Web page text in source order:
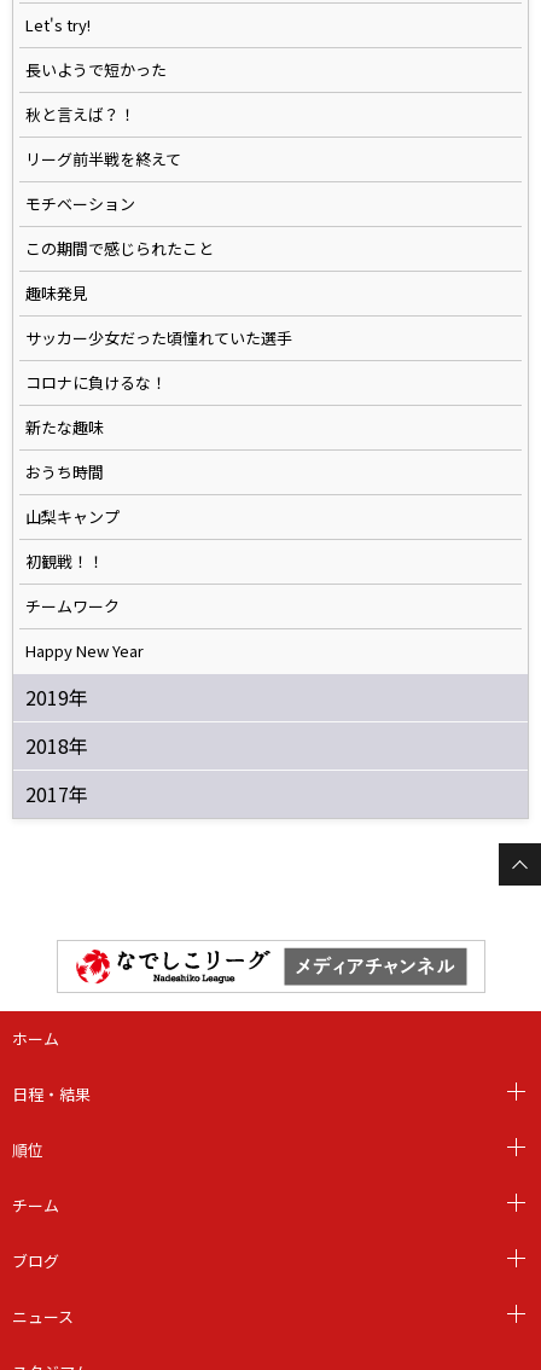
Let's try!
長いようで短かった
秋と言えば？！
リーグ前半戦を終えて
モチベーション
この期間で感じられたこと
趣味発見
サッカー少女だった頃憧れていた選手
コロナに負けるな！
新たな趣味
おうち時間
山梨キャンプ
初観戦！！
チームワーク
Happy New Year
2019年
2018年
2017年
ホーム
日程・結果
順位
チーム
ブログ
ニュース